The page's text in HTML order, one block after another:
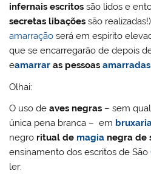
infernais escritos são lidos e
secretas libações são
amarração será em espirito
que se encarregarão de depois
eamarrar as pessoasamarradas
Olhai:
O uso deaves negras – sem
única pena branca – em
negro ritual de magia negra de
ensinamento dos escritos de São
ler: